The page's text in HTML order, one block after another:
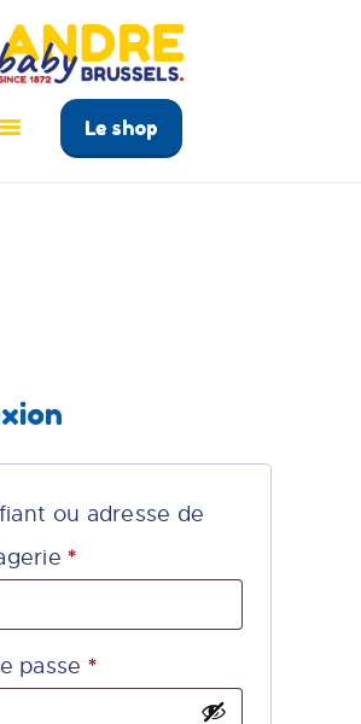
Le shop
BABY BRUSSELS
tout pour bébé à Bruxelles
ou adresse de
*
passe *